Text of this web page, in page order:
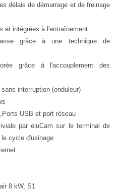
délais de démarrage et de freinage
et intégrées à l'entraînement
grâce à une technique de
grâce à l'accouplement des
interruption (onduleur)
USB et port réseau
par eluCam sur le terminal de
cycle d'usinage
8 kW, S1